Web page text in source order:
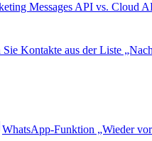
Messages API vs. Cloud
Sie Kontakte aus der Liste
WhatsApp-Funktion „Wieder